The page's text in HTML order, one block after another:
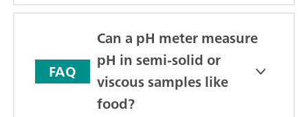
FAQ
Can a pH meter measure
pH in semi-solid or
viscous samples like
food?